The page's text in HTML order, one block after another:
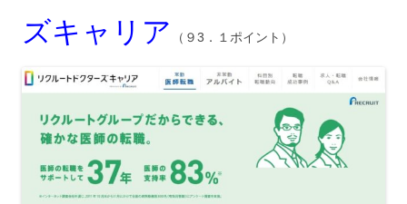
ズキャリア
（９3．１ポイント）